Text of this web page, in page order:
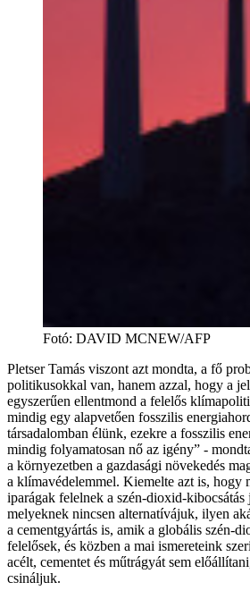
Fotó: DAVID MCNEW/AFP
Pletser Tamás viszont azt mondta, a fő
politikusokkal van, hanem azzal, hogy a
egyszerűen ellentmond a felelős
mindig egy alapvetően fosszilis
társadalomban élünk, ezekre a fosszilis
mindig folyamatosan nő az igény” -
a környezetben a gazdasági növekedés
a klímavédelemmel. Kiemelte azt is, hogy
iparágak felelnek a szén-dioxid-kibocsátás
melyeknek nincsen alternatívájuk, ilyen
a cementgyártás is, amik a globális szén-
felelősek, és közben a mai ismereteink
acélt, cementet és műtrágyát sem
csináljuk.